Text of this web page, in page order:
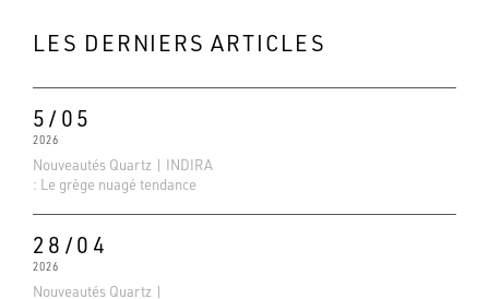
LES DERNIERS ARTICLES
5/05
2026
Nouveautés Quartz | INDIRA
: Le grège nuagé tendance
28/04
2026
Nouveautés Quartz |